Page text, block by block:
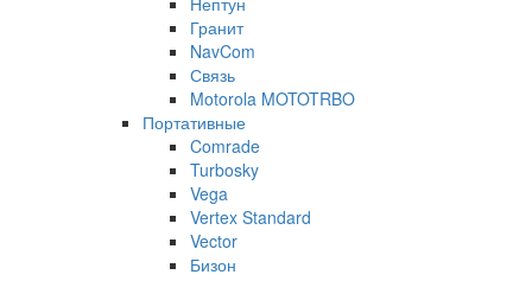
Гранит
NavCom
Связь
Motorola MOTOTRBO
Портативные
Comrade
Turbosky
Vega
Vertex Standard
Vector
Бизон